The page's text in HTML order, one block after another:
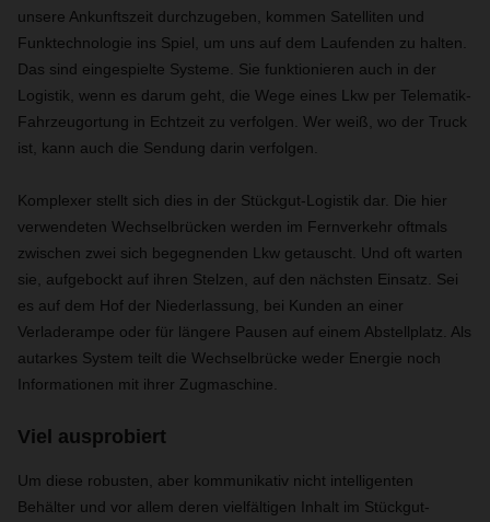
unsere Ankunftszeit durchzugeben, kommen Satelliten und
Funktechnologie ins Spiel, um uns auf dem Laufenden zu halten.
Das sind eingespielte Systeme. Sie funktionieren auch in der
Logistik, wenn es darum geht, die Wege eines Lkw per Telematik-
Fahrzeugortung in Echtzeit zu verfolgen. Wer weiß, wo der Truck
ist, kann auch die Sendung darin verfolgen.
Komplexer stellt sich dies in der Stückgut-Logistik dar. Die hier
verwendeten Wechselbrücken werden im Fernverkehr oftmals
zwischen zwei sich begegnenden Lkw getauscht. Und oft warten
sie, aufgebockt auf ihren Stelzen, auf den nächsten Einsatz. Sei
es auf dem Hof der Niederlassung, bei Kunden an einer
Verladerampe oder für längere Pausen auf einem Abstellplatz. Als
autarkes System teilt die Wechselbrücke weder Energie noch
Informationen mit ihrer Zugmaschine.
Viel ausprobiert
Um diese robusten, aber kommunikativ nicht intelligenten
Behälter und vor allem deren vielfältigen Inhalt im Stückgut-